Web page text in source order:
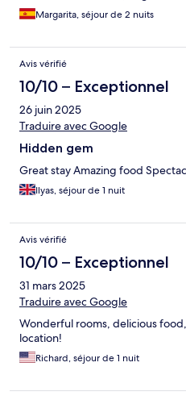
Margarita, séjour de 2 nuits
Avis vérifié
10/10 – Exceptionnel
26 juin 2025
Traduire avec Google
Hidden gem
Great stay Amazing food
Ilyas, séjour de 1 nuit
Avis vérifié
10/10 – Exceptionnel
31 mars 2025
Traduire avec Google
Wonderful rooms, delicious
location!
Richard, séjour de 1 nuit